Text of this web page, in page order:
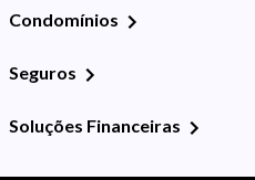
Condomínios
Seguros
Soluções Financeiras